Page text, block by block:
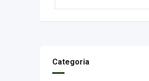
Categoria